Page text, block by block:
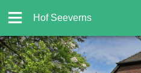
Hof Seeverns